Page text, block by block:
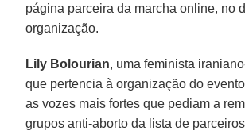
página parceira da marcha online, no
organização.
Lily Bolourian, uma feminista
que pertencia à organização do
as vozes mais fortes que pediam a
grupos anti-aborto da lista de